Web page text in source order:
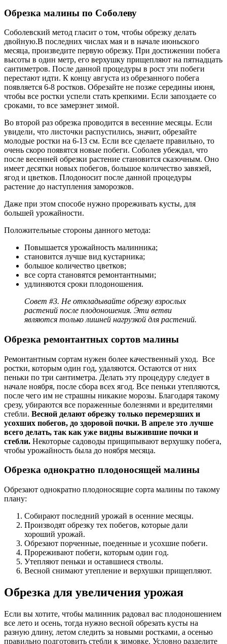
Обрезка малины по Соболеву
Соболевский метод гласит о том, чтобы обрезку делать
двойную.В последних числах мая и в начале июньского
месяца, произведите первую обрезку. При достижении побега
высоты в один метр, его верхушку прищепляют на пятнадцать
сантиметров. После данной процедуры в рост эти побеги
перестают идти. К концу августа из обрезанного побега
появляется 6-8 ростков. Обрезайте не позже середины июня,
чтобы все ростки успели стать крепкими. Если запоздаете со
сроками, то все замерзнет зимой.
Во второй раз обрезка проводится в весенние месяцы. Если
увидели, что листочки распустились, значит, обрезайте
молодые ростки на 6-13 см. Если все сделаете правильно, то
очень скоро появятся новые побеги. Соболев убеждал, что
после весенней обрезки растение становится сказочным. Оно
имеет десятки новых побегов, большое количество завязей,
ягод и цветков. Плодоносит после данной процедуры
растение до наступления заморозков.
Даже при этом способе нужно прореживать кусты, для
большей урожайности.
Положительные стороны данного метода:
Повышается урожайность малинника;
становится лучше вид кустарника;
большое количество цветков;
все сорта становятся ремонтантными;
удлиняются сроки плодоношения.
Совет #3. Не откладывайте обрезку взрослых
растений после плодоношения. Эти ветви
являются только лишней нагрузкой для растений.
Обрезка ремонтантных сортов малины
Ремонтантным сортам нужен более качественный уход. Все
ростки, которым один год, удаляются. Остаются от них
пеньки по три сантиметра. Делать эту процедуру следует в
начале ноября, после сбора всех ягод. Все пеньки утепляются,
после чего им не страшны никакие морозы. Благодаря такому
срезу, убираются все пораженные болезнями и вредителями
стебли. Весной делают обрезку только перемерзших и
усохших побегов, до здоровой почки. В апреле это лучше
всего делать, так как уже видны выжившие почки и
стебли. Некоторые садоводы прищипывают верхушку побега,
чтобы урожайность была до ноября месяца.
Обрезка однократно плодоносящей малины
Обрезают однократно плодоносящие сорта малины по такому
плану:
Собирают последний урожай в осенние месяцы.
Производят обрезку тех побегов, которые дали
хороший урожай.
Обрезают порченные, поеденные и усохшие побеги.
Прореживают побеги, которым один год.
Утепляют пеньки и оставшиеся стволы.
Весной снимают утепление и верхушки прищепляют.
Обрезка для увеличения урожая
Если вы хотите, чтобы малинник радовал вас плодоношением
все лето и осень, тогда нужно весной обрезать кусты на
разную длину, летом следить за новыми ростками, а осенью
правильно подготовить стебли к зимовке. Условно разделите